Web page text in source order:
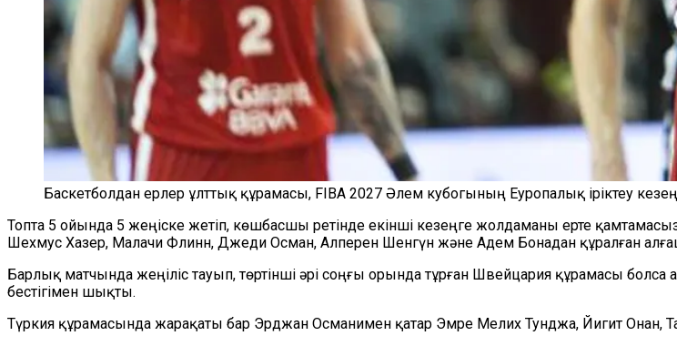
Баскетболдан ерлер ұлттық құрамасы, FIBA 2027 Әлем кубогының Еуропалық іріктеу
Топта 5 ойында 5 жеңіске жетіп, көшбасшы ретінде екінші кезеңге жолдаманы ерте
Шехмус Хазер, Малачи Флинн, Джеди Осман, Алперен Шенгүн және Адем Бонадан құралған
Барлық матчында жеңіліс тауып, төртінші әрі соңғы орында тұрған Швейцария құрамасы
бестігімен шықты.
Түркия құрамасында жарақаты бар Эрджан Османимен қатар Эмре Мелих Тунджа, Йигит Онан,